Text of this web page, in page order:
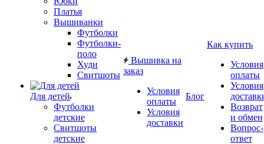
Платья
Вышиванки
Футболки
Футболки-
поло
Худи
Свитшоты
Для детей
Футболки
детские
Свитшоты
детские
Вышивка на
заказ
Условия
оплаты
Условия
доставки
Блог
Как купить
Условия
оплаты
Условия
Возврат
и обмен
Вопрос-
ответ